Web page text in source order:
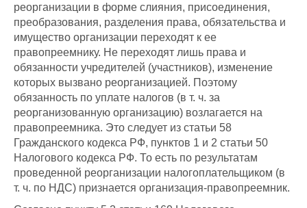
реорганизации в форме слияния, присоединения,
преобразования, разделения права, обязательства и
имущество организации переходят к ее
правопреемнику. Не переходят лишь права и
обязанности учредителей (участников), изменение
которых вызвано реорганизацией. Поэтому
обязанность по уплате налогов (в т. ч. за
реорганизованную организацию) возлагается на
правопреемника. Это следует из статьи 58
Гражданского кодекса РФ, пунктов 1 и 2 статьи 50
Налогового кодекса РФ. То есть по результатам
проведенной реорганизации налогоплательщиком (в
т. ч. по НДС) признается организация-правопреемник.